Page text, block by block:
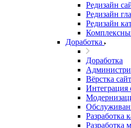
Редизайн
Редизайн
Редизайн
Доработка
Доработка
Вёрстка
Интеграция
Разработка
Разработка